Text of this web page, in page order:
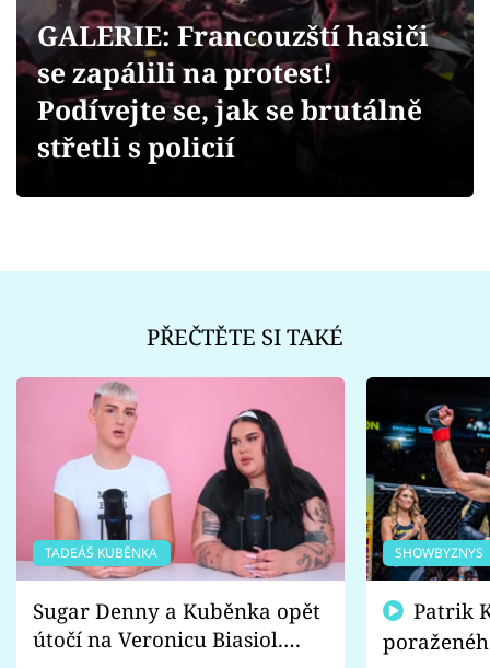
Videa
Sledujte prima+
GALERIE: Francouzští hasiči
se zapálili na protest!
Podívejte se, jak se brutálně
střetli s policií
PŘEČTĚTE SI TAKÉ
TADEÁŠ KUBĚNKA
Sugar Denny a Kuběnka opět
útočí na Veronicu Biasiol.
SHOWBYZNYS